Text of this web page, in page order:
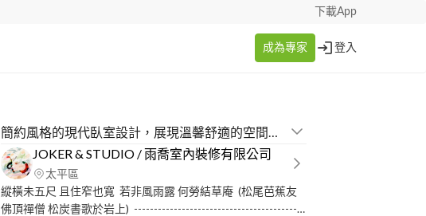
下載App
成為專家 登入
簡約風格的現代臥室設計，展現溫馨舒適的空間氛圍
JOKER & STUDIO / 雨喬室內裝修有限公司
太平區
縱橫未五尺 且住窄也寬 若非風雨露 何勞結草庵 (松尾芭蕉友
佛頂禪僧 松炭書歌於岩上) -------------------------------------------